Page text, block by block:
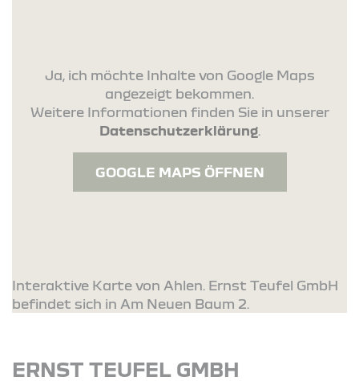
Ja, ich möchte Inhalte von Google Maps
angezeigt bekommen.
Weitere Informationen finden Sie in unserer
Datenschutzerklärung.
GOOGLE MAPS ÖFFNEN
Interaktive Karte von Ahlen. Ernst Teufel GmbH
befindet sich in Am Neuen Baum 2.
ERNST TEUFEL GMBH